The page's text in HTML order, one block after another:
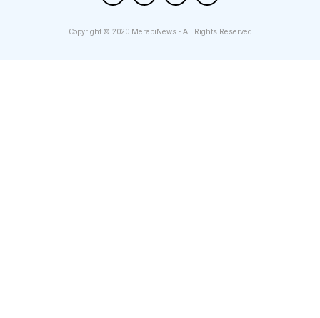
Copyright © 2020 MerapiNews - All Rights Reserved